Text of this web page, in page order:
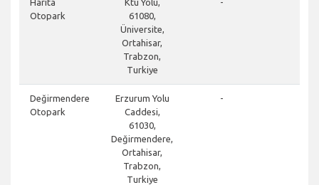
Harita
Otopark
Ktü Yolu,
61080,
Üniversite,
Ortahisar,
Trabzon,
Turkiye
-
Değirmendere
Otopark
Erzurum Yolu
Caddesi,
61030,
Değirmendere,
Ortahisar,
Trabzon,
Turkiye
-